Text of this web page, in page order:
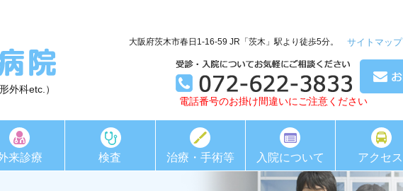
外科etc.）
大阪府茨木市春日1-16-59 JR「茨木」駅より徒歩5分。 サイトマップ
電話番号のお掛け間違いにご注意ください
来診療 検査 治療・手術等 入院について アクセス